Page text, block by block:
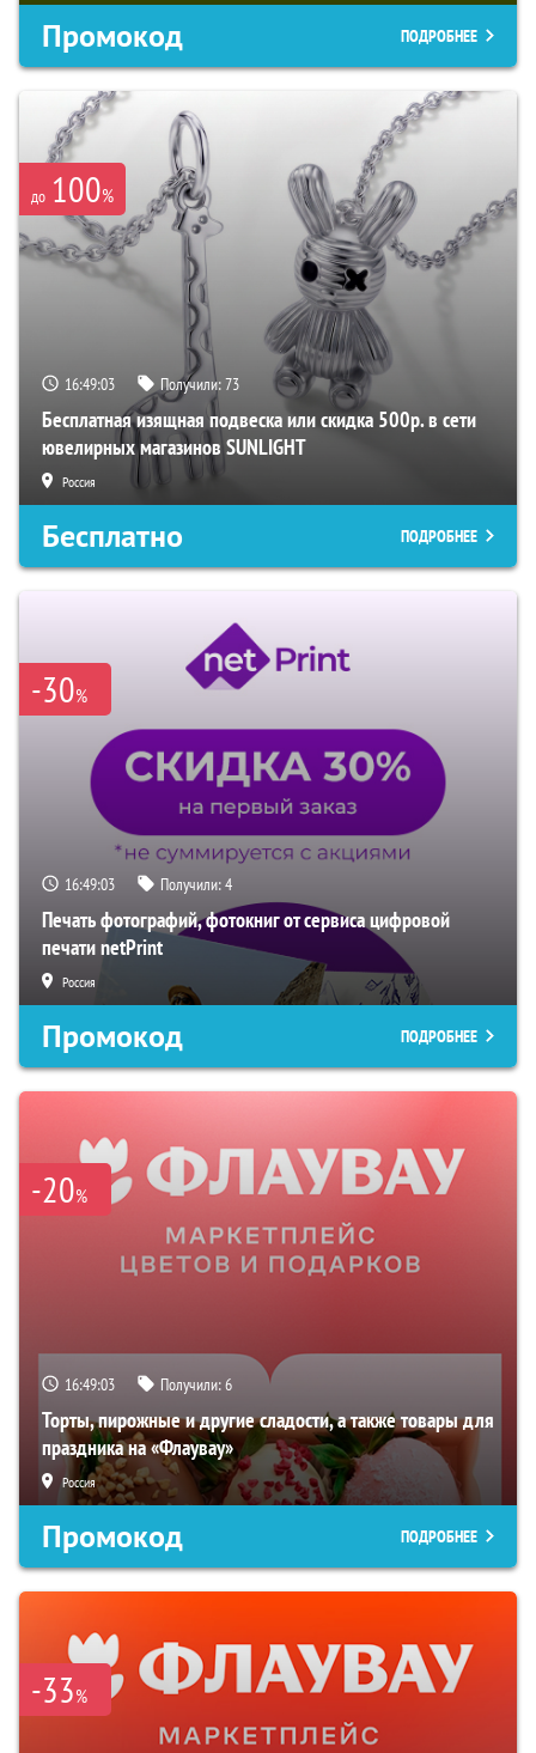
Промокод ПОДРОБНЕЕ
до 100%
16:49:02 Получили:73
Бесплатная изящная подвеска или скидка 500р. в сети
ювелирных магазинов SUNLIGHT
Россия
Бесплатно ПОДРОБНЕЕ
-30%
16:49:02 Получили:4
Печать фотографий, фотокниг от сервиса цифровой
печати netPrint
Россия
Промокод ПОДРОБНЕЕ
-20%
16:49:02 Получили:6
Торты, пирожные и другие сладости, а также товары для
праздника на «Флаувау»
Россия
Промокод ПОДРОБНЕЕ
-33%